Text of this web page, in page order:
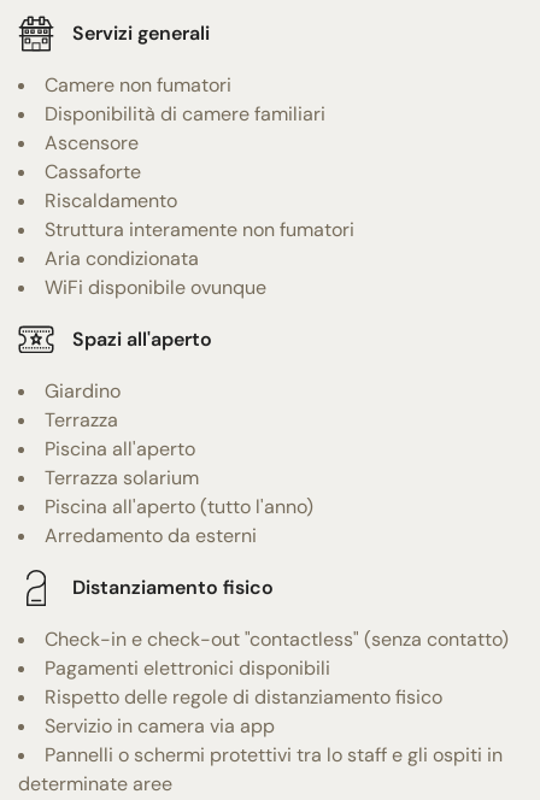
Servizi generali
Camere non fumatori
Disponibilità di camere familiari
Ascensore
Cassaforte
Riscaldamento
Struttura interamente non fumatori
Aria condizionata
WiFi disponibile ovunque
Spazi all'aperto
Giardino
Terrazza
Piscina all'aperto
Terrazza solarium
Piscina all'aperto (tutto l'anno)
Arredamento da esterni
Distanziamento fisico
Check-in e check-out "contactless" (senza contatto)
Pagamenti elettronici disponibili
Rispetto delle regole di distanziamento fisico
Servizio in camera via app
Pannelli o schermi protettivi tra lo staff e gli ospiti in
determinate aree